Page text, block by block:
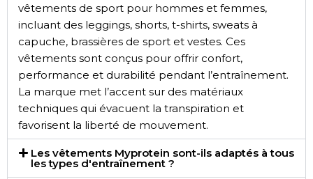
vêtements de sport pour hommes et femmes,
incluant des leggings, shorts, t-shirts, sweats à
capuche, brassières de sport et vestes. Ces
vêtements sont conçus pour offrir confort,
performance et durabilité pendant l’entraînement.
La marque met l’accent sur des matériaux
techniques qui évacuent la transpiration et
favorisent la liberté de mouvement.
Les vêtements Myprotein sont-ils adaptés à tous
les types d'entraînement ?